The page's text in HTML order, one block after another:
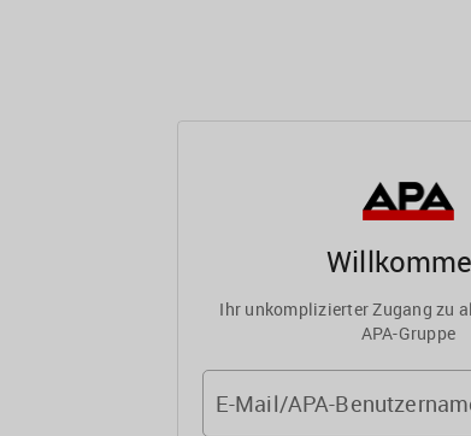
Ihr unkomplizierter Zugang zu
APA-Gruppe
E-Mail/APA-